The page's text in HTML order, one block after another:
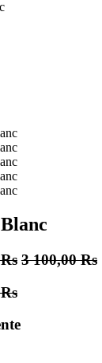
3 100,00Rs